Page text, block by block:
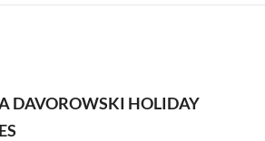
DAVOROWSKI HOLIDAY